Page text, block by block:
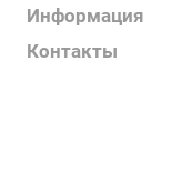
Информация
Контакты